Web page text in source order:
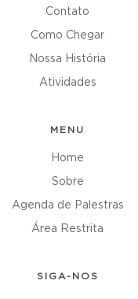
Contato
Como Chegar
Nossa História
Atividades
MENU
Home
Sobre
Agenda de Palestras
Área Restrita
SIGA-NOS